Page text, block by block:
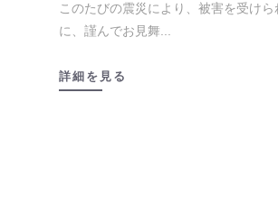
このたびの震災により、被害を受けら
に、謹んでお見舞...
詳細を見る